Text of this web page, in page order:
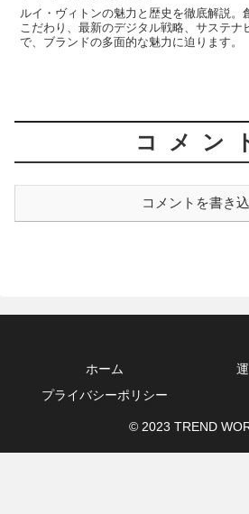
ルイ・ヴィトンの魅力と歴史を徹底解説。
こだわり、最新のデジタル戦略、サステナ
で、ブランドの多面的な魅力に迫ります。
コメン
コメントを書き
ホーム
プライバシーポリシー
© 2023 TREND